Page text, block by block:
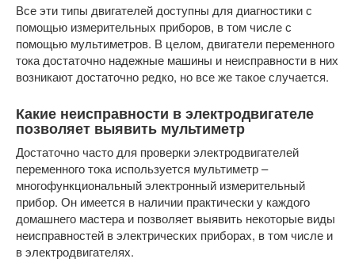
Все эти типы двигателей доступны для диагностики с
помощью измерительных приборов, в том числе с
помощью мультиметров. В целом, двигатели переменного
тока достаточно надежные машины и неисправности в них
возникают достаточно редко, но все же такое случается.
Какие неисправности в электродвигателе
позволяет выявить мультиметр
Достаточно часто для проверки электродвигателей
переменного тока используется мультиметр –
многофункциональный электронный измерительный
прибор. Он имеется в наличии практически у каждого
домашнего мастера и позволяет выявить некоторые виды
неисправностей в электрических приборах, в том числе и
в электродвигателях.